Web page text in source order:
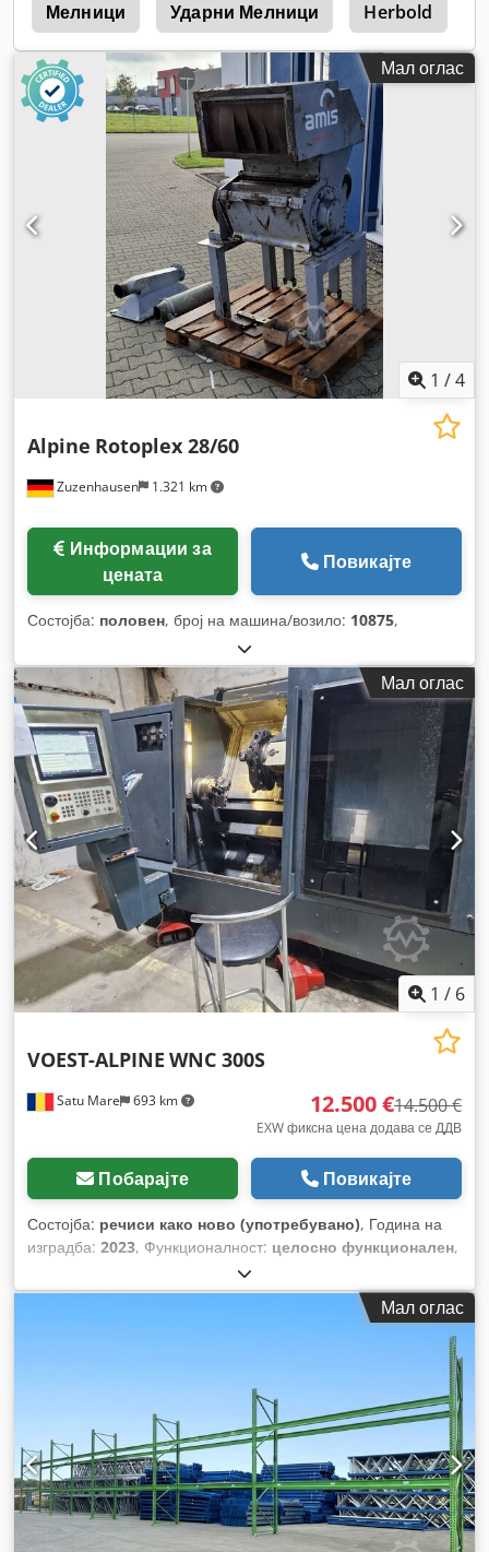
Мелници Ударни Мелници Herbold
Мал оглас
1 /4
Zuzenhausen 1.321 km
Alpine Rotoplex 28/60
цената
Повикајте
Состојба: половен, број на машина/возило: 10875,
Мал оглас
1 / 6
Satu Mare 693 km
VOEST-ALPINE WNC 300S
12.500 €14.500 €
EXW фиксна цена додава се ДДВ
Побарајте Повикајте
Состојба: речиси како ново (употребувано), Година на
изградба: 2023, Функционалност: целосно функционален,
, пречник на стругање:
пречник на вртење над лежиштето на санките:470 мм,
Мал оглас